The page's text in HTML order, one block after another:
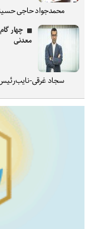
محمدجواد حاجی
چهار
معدنی
سجاد غرقی-